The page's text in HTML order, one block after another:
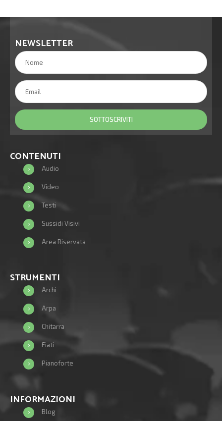
NEWSLETTER
CONTENUTI
Audio
Video
Testi
Sussidi Visivi
Area Riservata
STRUMENTI
Archi
Arpa
Chitarra
Fiati
Pianoforte
INFORMAZIONI
Blog